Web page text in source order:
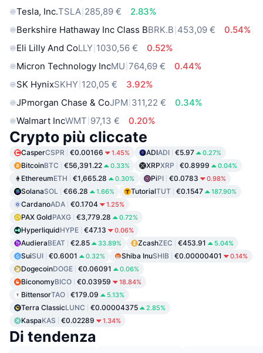
Tesla, Inc.TSLA 285,89 €
2.83%
Berkshire Hathaway Inc Class BBRK.B 453,09 €
0.54%
Eli Lilly And CoLLY 1030,56 €
0.52%
Micron Technology IncMU 764,69 €
0.44%
SK HynixSKHY 120,05 €
3.92%
JPmorgan Chase & CoJPM 311,22 €
0.34%
Walmart IncWMT 97,13 € 0.20%
Crypto più cliccate
CasperCSPR €0.00166 1.45% ADIADI €5.97 0.27%
BitcoinBTC €56,391.22 0.33% XRPXRP €0.8999 0.04%
EthereumETH €1,665.28 0.30% PiPI €0.0783 0.98%
SolanaSOL €66.28 1.66% TutorialTUT €0.1547 187.90%
CardanoADA €0.1704 1.25%
PAX GoldPAXG €3,779.28 0.72%
HyperliquidHYPE €47.13 0.06%
AudieraBEAT €2.85 33.89% ZcashZEC €453.91 5.04%
SuiSUI €0.6001 0.32% Shiba InuSHIB €0.00000401 0.14%
DogecoinDOGE €0.06091 0.06%
BiconomyBICO €0.03959 18.84%
BittensorTAO €179.09 5.13%
Terra ClassicLUNC €0.00004375 2.85%
KaspaKAS €0.02289 1.34%
Di tendenza